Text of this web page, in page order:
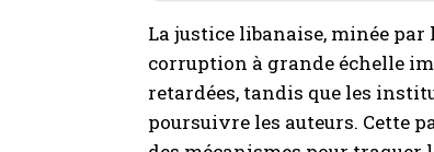
La justice libanaise, minée
corruption à grande échelle
retardées, tandis que les
poursuivre les auteurs.